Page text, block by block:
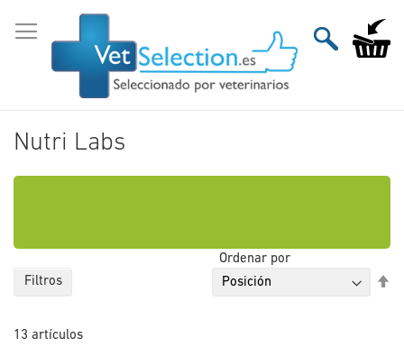
al
contenido
Mi
Nutri Labs
13 artículos
Ordenar por
Filtros